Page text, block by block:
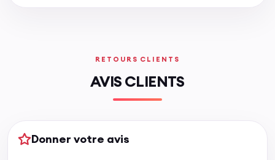
RETOURS CLIENTS
AVIS CLIENTS
Donner votre avis